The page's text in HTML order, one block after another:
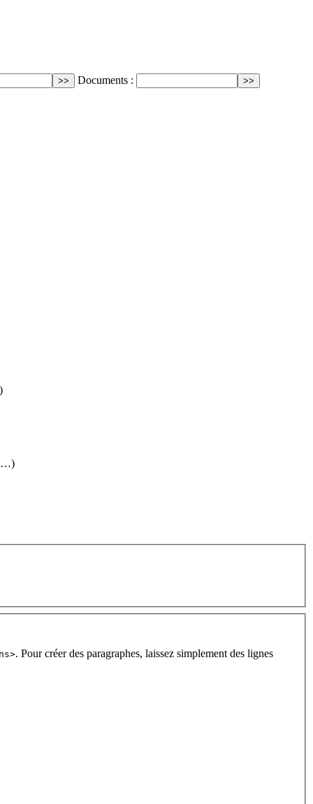
Documents :
. Pour créer des paragraphes, laissez simplement des lignes